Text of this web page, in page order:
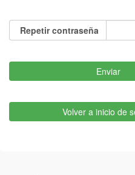
Repetir contraseña
Volver a inicio de